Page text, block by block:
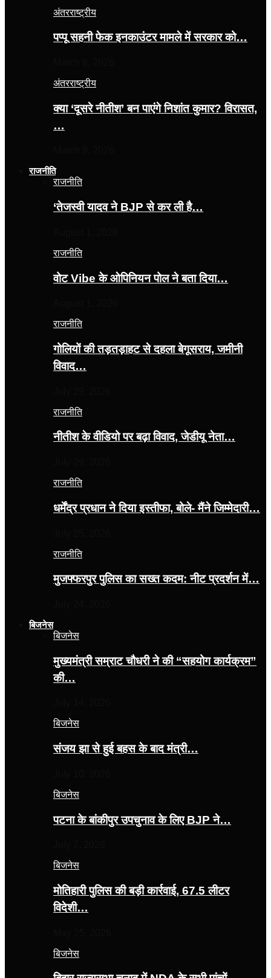
अंतरराष्ट्रीय
पप्पू सहनी फेक इनकाउंटर मामले में सरकार को…
अंतरराष्ट्रीय
क्या ‘दूसरे नीतीश’ बन पाएंगे निशांत कुमार? विरासत,
…
राजनीति
राजनीति
‘तेजस्‍वी यादव ने BJP से कर ली है…
राजनीति
वोट Vibe के ओपिनियन पोल ने बता दिया…
राजनीति
गोलियों की तड़तड़ाहट से दहला बेगूसराय, जमीनी
विवाद…
राजनीति
नीतीश के वीडियो पर बढ़ा विवाद, जेडीयू नेता…
राजनीति
धर्मेंद्र प्रधान ने दिया इस्तीफा, बोले- मैंने जिम्मेदारी…
राजनीति
मुजफ्फरपुर पुलिस का सख्त कदम: नीट प्रदर्शन में…
बिजनेस
बिजनेस
मुख्यमंत्री सम्राट चौधरी ने की “सहयोग कार्यक्रम”
की…
बिजनेस
संजय झा से हुई बहस के बाद मंत्री…
बिजनेस
पटना के बांकीपुर उपचुनाव के लिए BJP ने…
बिजनेस
मोतिहारी पुलिस की बड़ी कार्रवाई, 67.5 लीटर
विदेशी…
बिजनेस